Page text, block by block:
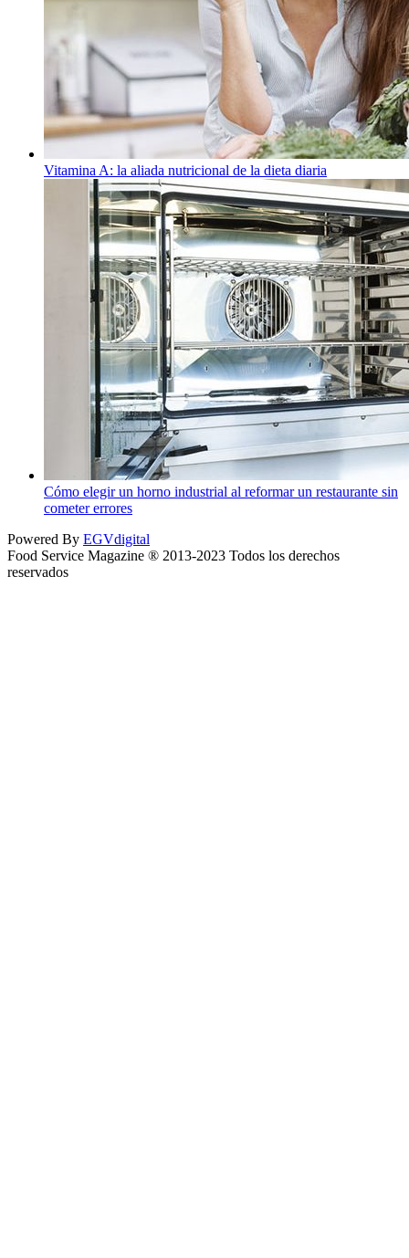
Vitamina A: la aliada nutricional de la dieta diaria
Cómo elegir un horno industrial al reformar un restaurante sin
cometer errores
Powered By EGVdigital
Food Service Magazine ® 2013-2023 Todos los derechos
reservados